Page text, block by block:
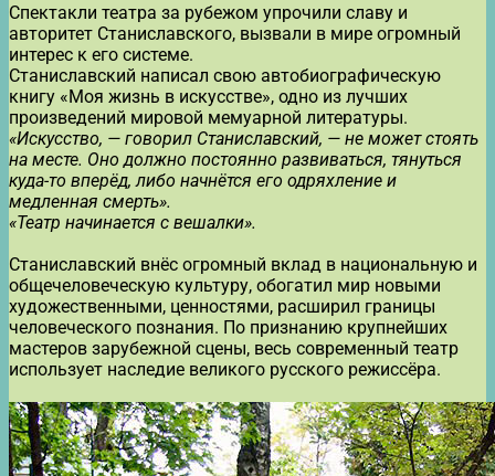
Спектакли театра за рубежом упрочили славу и
авторитет Станиславского, вызвали в мире огромный
интерес к его системе.
Станиславский написал свою автобиографическую
книгу «Моя жизнь в искусстве», одно из лучших
произведений мировой мемуарной литературы.
«Искусство, — говорил Станиславский, — не может стоять
на месте. Оно должно постоянно развиваться, тянуться
куда-то вперёд, либо начнётся его одряхление и
медленная смерть».
«Театр начинается с вешалки».
Станиславский внёс огромный вклад в национальную и
общечеловеческую культуру, обогатил мир новыми
художественными, ценностями, расширил границы
человеческого познания. По признанию крупнейших
мастеров зарубежной сцены, весь современный театр
использует наследие великого русского режиссёра.